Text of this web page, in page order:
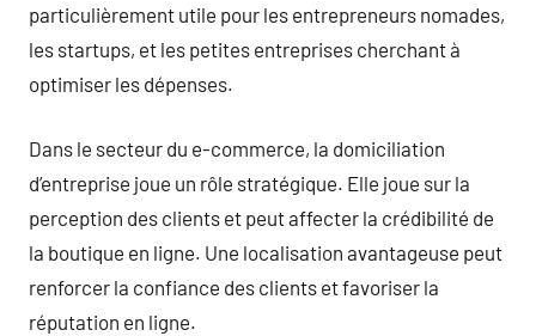
particulièrement utile pour les entrepreneurs nomades,
les startups, et les petites entreprises cherchant à
optimiser les dépenses.
Dans le secteur du e-commerce, la domiciliation
d’entreprise joue un rôle stratégique. Elle joue sur la
perception des clients et peut affecter la crédibilité de
la boutique en ligne. Une localisation avantageuse peut
renforcer la confiance des clients et favoriser la
réputation en ligne.